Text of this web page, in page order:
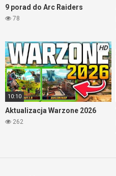
9 porad do Arc Raiders
78
HD
10:10
Aktualizacja Warzone 2026
262